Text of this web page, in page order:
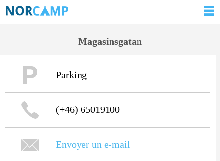
Magasinsgatan
Parking
(+46) 65019100
Envoyer un e-mail